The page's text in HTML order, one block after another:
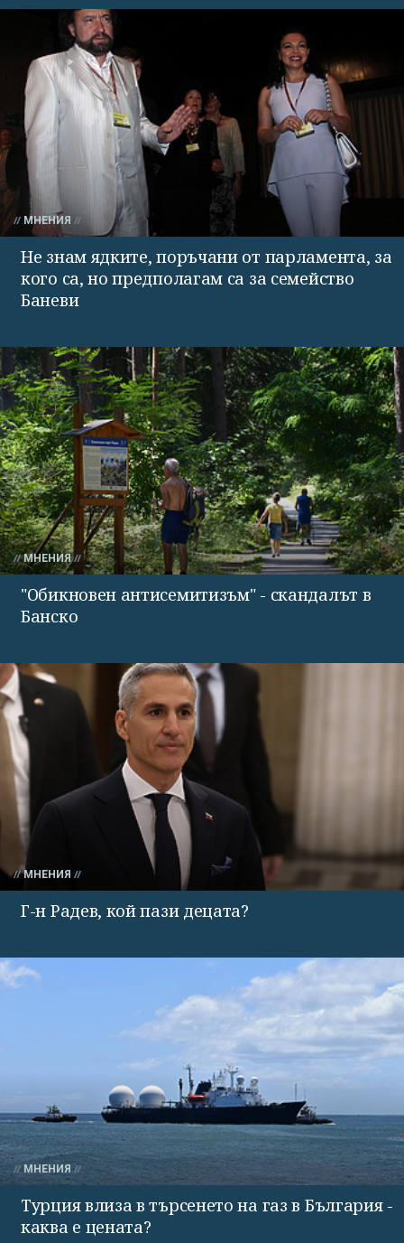
МНЕНИЯ
Не знам ядките, поръчани от парламента, за
кого са, но предполагам са за семейство
Баневи
МНЕНИЯ
"Обикновен антисемитизъм" - скандалът в
Банско
МНЕНИЯ
Г-н Радев, кой пази децата?
МНЕНИЯ
Турция влиза в търсенето на газ в България -
каква е цената?